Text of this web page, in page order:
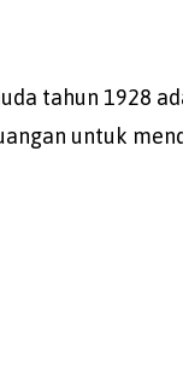
tahun 1928
untuk